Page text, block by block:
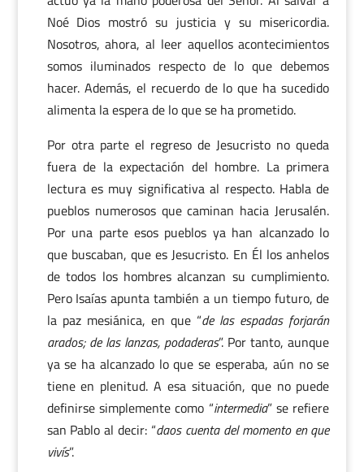
Noé Dios mostró su justicia y su misericordia.
Nosotros, ahora, al leer aquellos acontecimientos
somos iluminados respecto de lo que debemos
hacer. Además, el recuerdo de lo que ha sucedido
alimenta la espera de lo que se ha prometido.
Por otra parte el regreso de Jesucristo no queda
fuera de la expectación del hombre. La primera
lectura es muy significativa al respecto. Habla de
pueblos numerosos que caminan hacia Jerusalén.
Por una parte esos pueblos ya han alcanzado lo
que buscaban, que es Jesucristo. En Él los anhelos
de todos los hombres alcanzan su cumplimiento.
Pero Isaías apunta también a un tiempo futuro, de
la paz mesiánica, en que “de las espadas forjarán
arados; de las lanzas, podaderas”. Por tanto, aunque
ya se ha alcanzado lo que se esperaba, aún no se
tiene en plenitud. A esa situación, que no puede
definirse simplemente como “intermedia” se refiere
san Pablo al decir: “daos cuenta del momento en que
vivís”.